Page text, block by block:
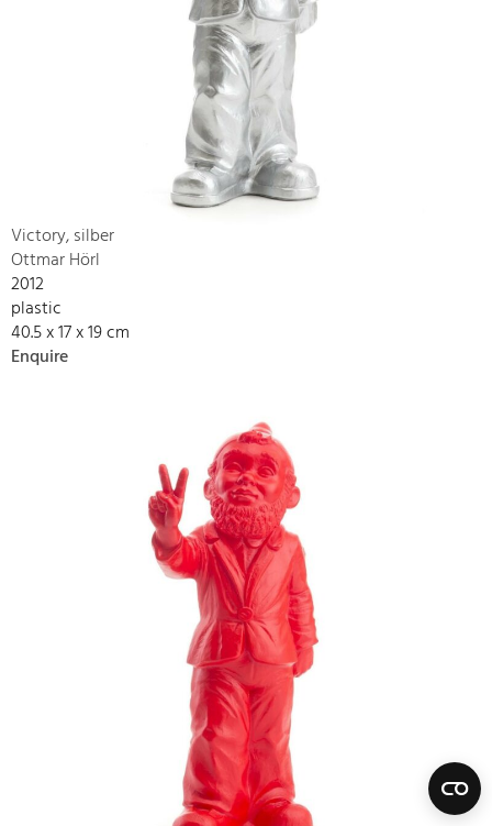
Victory, silber
Ottmar Hörl
2012
plastic
40.5 x 17 x 19 cm
Enquire